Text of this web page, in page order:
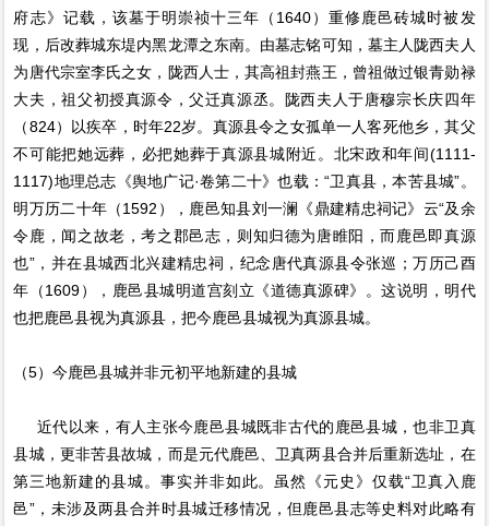
府志》记载，该墓于明崇祯十三年（1640）重修鹿邑砖城时被发
现，后改葬城东堤内黑龙潭之东南。由墓志铭可知，墓主人陇西夫人
为唐代宗室李氏之女，陇西人士，其高祖封燕王，曾祖做过银青勋禄
大夫，祖父初授真源令，父迁真源丞。陇西夫人于唐穆宗长庆四年
（824）以疾卒，时年22岁。真源县令之女孤单一人客死他乡，其父
不可能把她远葬，必把她葬于真源县城附近。北宋政和年间(1111-
1117)地理总志《舆地广记·卷第二十》也载：“卫真县，本苦县城”。
明万历二十年（1592），鹿邑知县刘一澜《鼎建精忠祠记》云“及余
令鹿，闻之故老，考之郡邑志，则知归德为唐睢阳，而鹿邑即真源
也”，并在县城西北兴建精忠祠，纪念唐代真源县令张巡；万历己酉
年（1609），鹿邑县城明道宫刻立《道德真源碑》。这说明，明代
也把鹿邑县视为真源县，把今鹿邑县城视为真源县城。
（5）今鹿邑县城并非元初平地新建的县城
近代以来，有人主张今鹿邑县城既非古代的鹿邑县城，也非卫真
县城，更非苦县故城，而是元代鹿邑、卫真两县合并后重新选址，在
第三地新建的县城。事实并非如此。虽然《元史》仅载“卫真入鹿
邑”，未涉及两县合并时县城迁移情况，但鹿邑县志等史料对此略有